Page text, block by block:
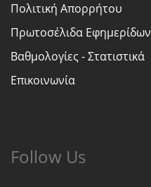
Πολιτική Απορρήτου
Πρωτοσέλιδα Εφημερίδων
Βαθμολογίες - Στατιστικά
Επικοινωνία
Follow Us